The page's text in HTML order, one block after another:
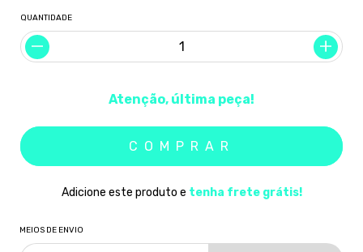
QUANTIDADE
Atenção, última peça!
Adicione este produto e tenha frete grátis!
MEIOS DE ENVIO